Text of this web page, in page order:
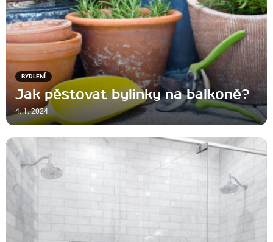
BYDLENÍ
Jak pěstovat bylinky na balkoně?
4. 1. 2024